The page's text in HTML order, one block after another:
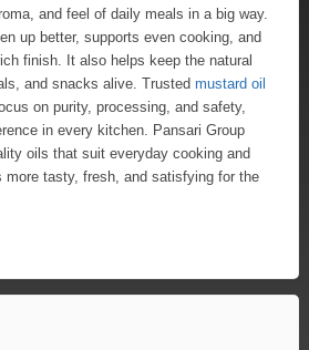
and feel of daily meals in a big way.
up better, supports even cooking, and
finish. It also helps keep the natural
and snacks alive. Trusted mustard oil
on purity, processing, and safety,
in every kitchen. Pansari Group
oils that suit everyday cooking and
more tasty, fresh, and satisfying for the